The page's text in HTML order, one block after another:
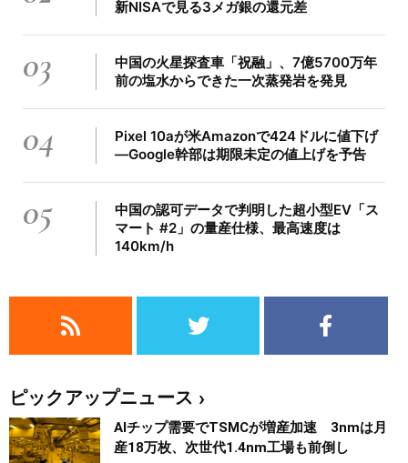
新NISAで見る3メガ銀の還元差
03
中国の火星探査車「祝融」、7億5700万年
前の塩水からできた一次蒸発岩を発見
04
Pixel 10aが米Amazonで424ドルに値下げ
―Google幹部は期限未定の値上げを予告
05
中国の認可データで判明した超小型EV「ス
マート #2」の量産仕様、最高速度は
140km/h
ピックアップニュース
AIチップ需要でTSMCが増産加速 3nmは月
産18万枚、次世代1.4nm工場も前倒し